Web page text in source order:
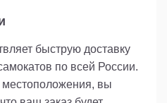
быструю доставку
по всей России.
вы